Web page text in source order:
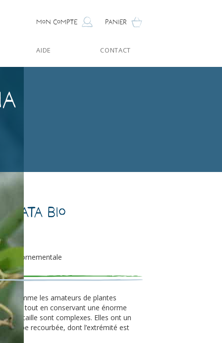
Mon compte Panier
AIDE CONTACT
Bio
Plante ornementale
comme les amateurs de plantes
tout en conservant une énorme
taille sont complexes. Elles ont un
trompe recourbée, dont l’extrémité est